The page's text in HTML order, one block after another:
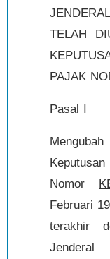
TELAH
PAJAK
Pasal I
Nomor
Februari
terakhir